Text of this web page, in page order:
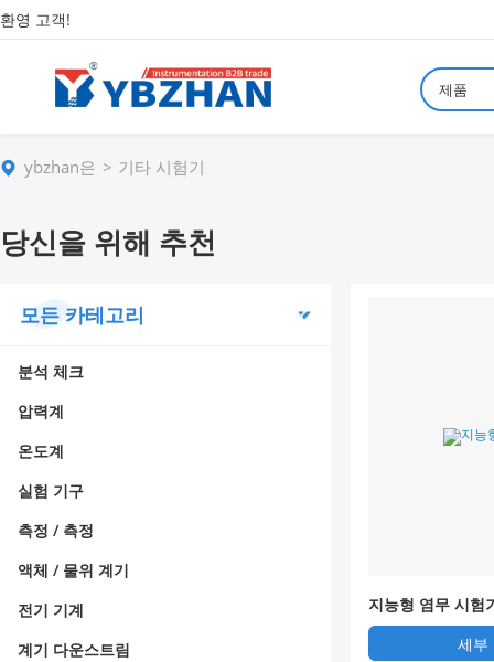
환영 고객!
제품
ybzhan은 기타 시험기
당신을 위해 추천
모든 카테고리
분석 체크
압력계
온도계
실험 기구
측정 / 측정
액체 / 물위 계기
전기 기계
계기 다운스트림
지능형 염무 시험
세부